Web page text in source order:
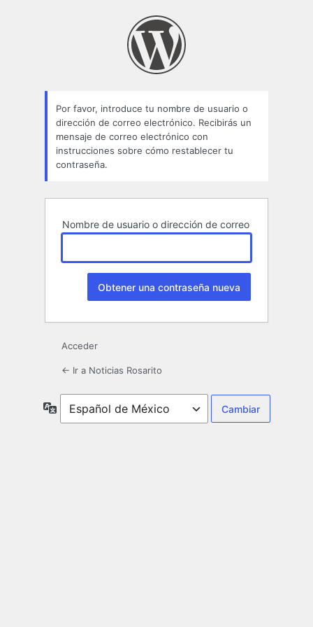
Por favor, introduce tu nombre de usuario o
dirección de correo electrónico. Recibirás un
mensaje de correo electrónico con
instrucciones sobre cómo restablecer tu
contraseña.
Nombre de usuario o dirección de correo
Acceder
← Ir a Noticias Rosarito
Idioma